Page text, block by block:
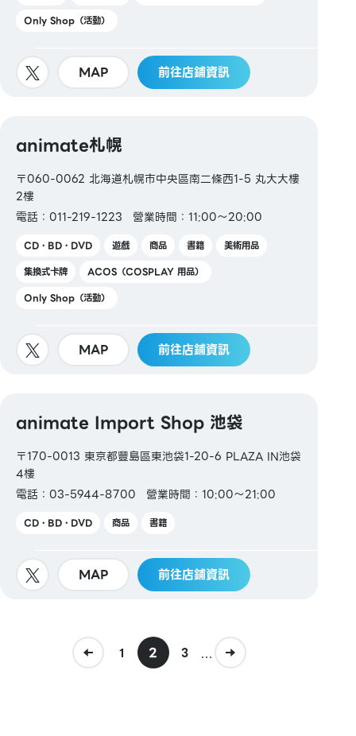
Only Shop（活動）
MAP 前往店鋪資訊
animate札幌
〒060-0062 北海道札幌市中央區南二條西1-5 丸大大樓
2樓
電話：011-219-1223
營業時間：11:00～20:00
CD・BD・DVD 遊戲 商品 書籍
美術用品
集換式卡牌
ACOS（COSPLAY 用品）
Only Shop（活動）
MAP 前往店鋪資訊
animate Import Shop 池袋
〒170-0013 東京都豐島區東池袋1-20-6 PLAZA IN池袋
4樓
電話：03-5944-8700
營業時間：10:00～21:00
CD・BD・DVD 商品 書籍
MAP 前往店鋪資訊
1 2 3 ...